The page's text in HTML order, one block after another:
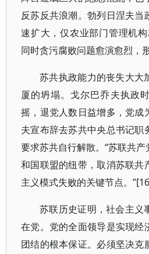
反苏反共浪潮。勃列日涅夫当
速扩大，仅农业部门管理机
同时贪污腐败问题愈演愈烈，
苏共执政能力的丧失大大
厦的坍塌。戈尔巴乔夫执政
摇，退党人数日益增多，党成
夫宣布辞去苏共中央总书记职
要求苏共自行解散。“苏联共
和国联盟的纽带，取消苏联共
主义模式失败的关键节点。
苏联历史证明，社会主义
在党。党的全面领导是实现经
团结的根本保证。必须坚决克